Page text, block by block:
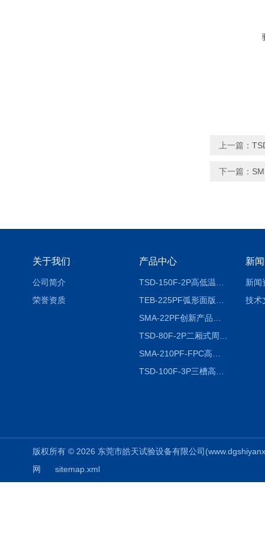
上一篇：
下一篇：
关于我们
公司简介
荣誉资质
产品中心 新
新闻
技术
版权所有 © 2026 东莞市皓天试验设备有限公司
网
sitemap.xml